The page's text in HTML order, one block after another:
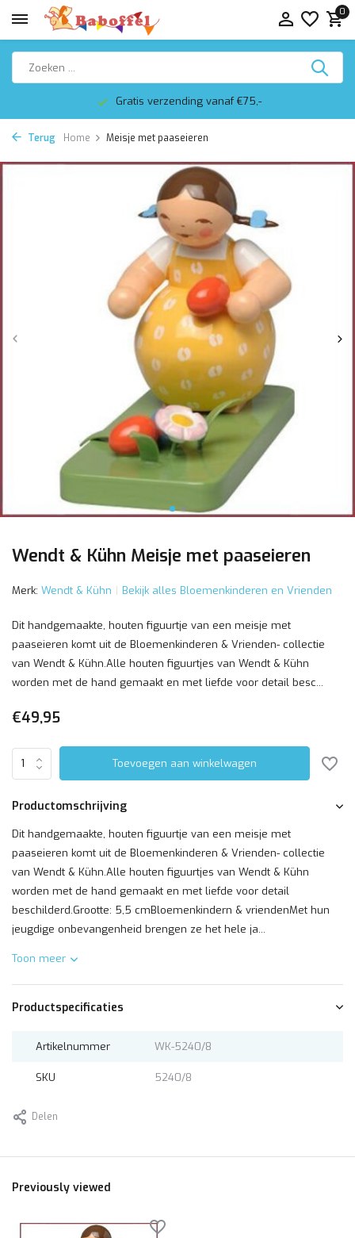
0
Gratis verzending vanaf €75,-
Terug Home Meisje met paaseieren
Wendt & Kühn Meisje met paaseieren
Merk: Wendt & Kühn Bekijk alles Bloemenkinderen en Vrienden
Dit handgemaakte, houten figuurtje van een meisje met
paaseieren komt uit de Bloemenkinderen & Vrienden- collectie
van Wendt & Kühn.Alle houten figuurtjes van Wendt & Kühn
worden met de hand gemaakt en met liefde voor detail besc...
€49,95
Toevoegen aan winkelwagen
Productomschrijving
Dit handgemaakte, houten figuurtje van een meisje met
paaseieren komt uit de Bloemenkinderen & Vrienden- collectie
van Wendt & Kühn.Alle houten figuurtjes van Wendt & Kühn
worden met de hand gemaakt en met liefde voor detail
beschilderd.Grootte: 5,5 cmBloemenkindern & vriendenMet hun
jeugdige onbevangenheid brengen ze het hele ja...
Toon meer
Productspecificaties
Artikelnummer WK-5240/8
SKU 5240/8
Delen
Previously viewed